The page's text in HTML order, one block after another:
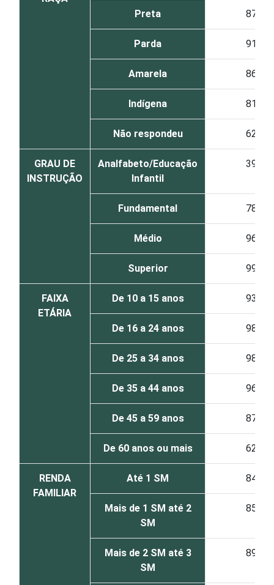
Preta 87
Parda 91
Amarela 86
Indígena 81
Não respondeu 62
GRAU DE
INSTRUÇÃO
Analfabeto/Educação
Infantil
39
Fundamental 78
Médio 96
Superior 99
FAIXA
ETÁRIA
De 10 a 15 anos 93
De 16 a 24 anos 98
De 25 a 34 anos 98
De 35 a 44 anos 96
De 45 a 59 anos 87
De 60 anos ou mais 62
RENDA
FAMILIAR
Até 1 SM 84
Mais de 1 SM até 2
SM
85
Mais de 2 SM até 3
SM
89